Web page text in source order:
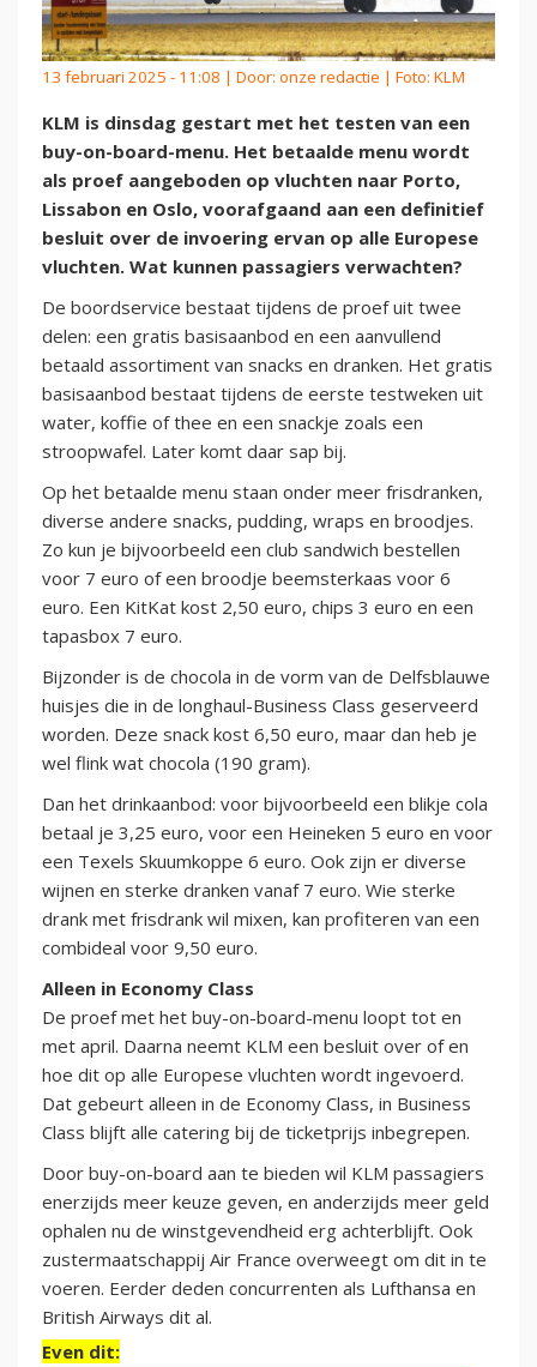
13 februari 2025 - 11:08 | Door: onze redactie | Foto: KLM
KLM is dinsdag gestart met het testen van een
buy-on-board-menu. Het betaalde menu wordt
als proef aangeboden op vluchten naar Porto,
Lissabon en Oslo, voorafgaand aan een definitief
besluit over de invoering ervan op alle Europese
vluchten. Wat kunnen passagiers verwachten?
De boordservice bestaat tijdens de proef uit twee
delen: een gratis basisaanbod en een aanvullend
betaald assortiment van snacks en dranken. Het gratis
basisaanbod bestaat tijdens de eerste testweken uit
water, koffie of thee en een snackje zoals een
stroopwafel. Later komt daar sap bij.
Op het betaalde menu staan onder meer frisdranken,
diverse andere snacks, pudding, wraps en broodjes.
Zo kun je bijvoorbeeld een club sandwich bestellen
voor 7 euro of een broodje beemsterkaas voor 6
euro. Een KitKat kost 2,50 euro, chips 3 euro en een
tapasbox 7 euro.
Bijzonder is de chocola in de vorm van de Delfsblauwe
huisjes die in de longhaul-Business Class geserveerd
worden. Deze snack kost 6,50 euro, maar dan heb je
wel flink wat chocola (190 gram).
Dan het drinkaanbod: voor bijvoorbeeld een blikje cola
betaal je 3,25 euro, voor een Heineken 5 euro en voor
een Texels Skuumkoppe 6 euro. Ook zijn er diverse
wijnen en sterke dranken vanaf 7 euro. Wie sterke
drank met frisdrank wil mixen, kan profiteren van een
combideal voor 9,50 euro.
Alleen in Economy Class
De proef met het buy-on-board-menu loopt tot en
met april. Daarna neemt KLM een besluit over of en
hoe dit op alle Europese vluchten wordt ingevoerd.
Dat gebeurt alleen in de Economy Class, in Business
Class blijft alle catering bij de ticketprijs inbegrepen.
Door buy-on-board aan te bieden wil KLM passagiers
enerzijds meer keuze geven, en anderzijds meer geld
ophalen nu de winstgevendheid erg achterblijft. Ook
zustermaatschappij Air France overweegt om dit in te
voeren. Eerder deden concurrenten als Lufthansa en
British Airways dit al.
Even dit: